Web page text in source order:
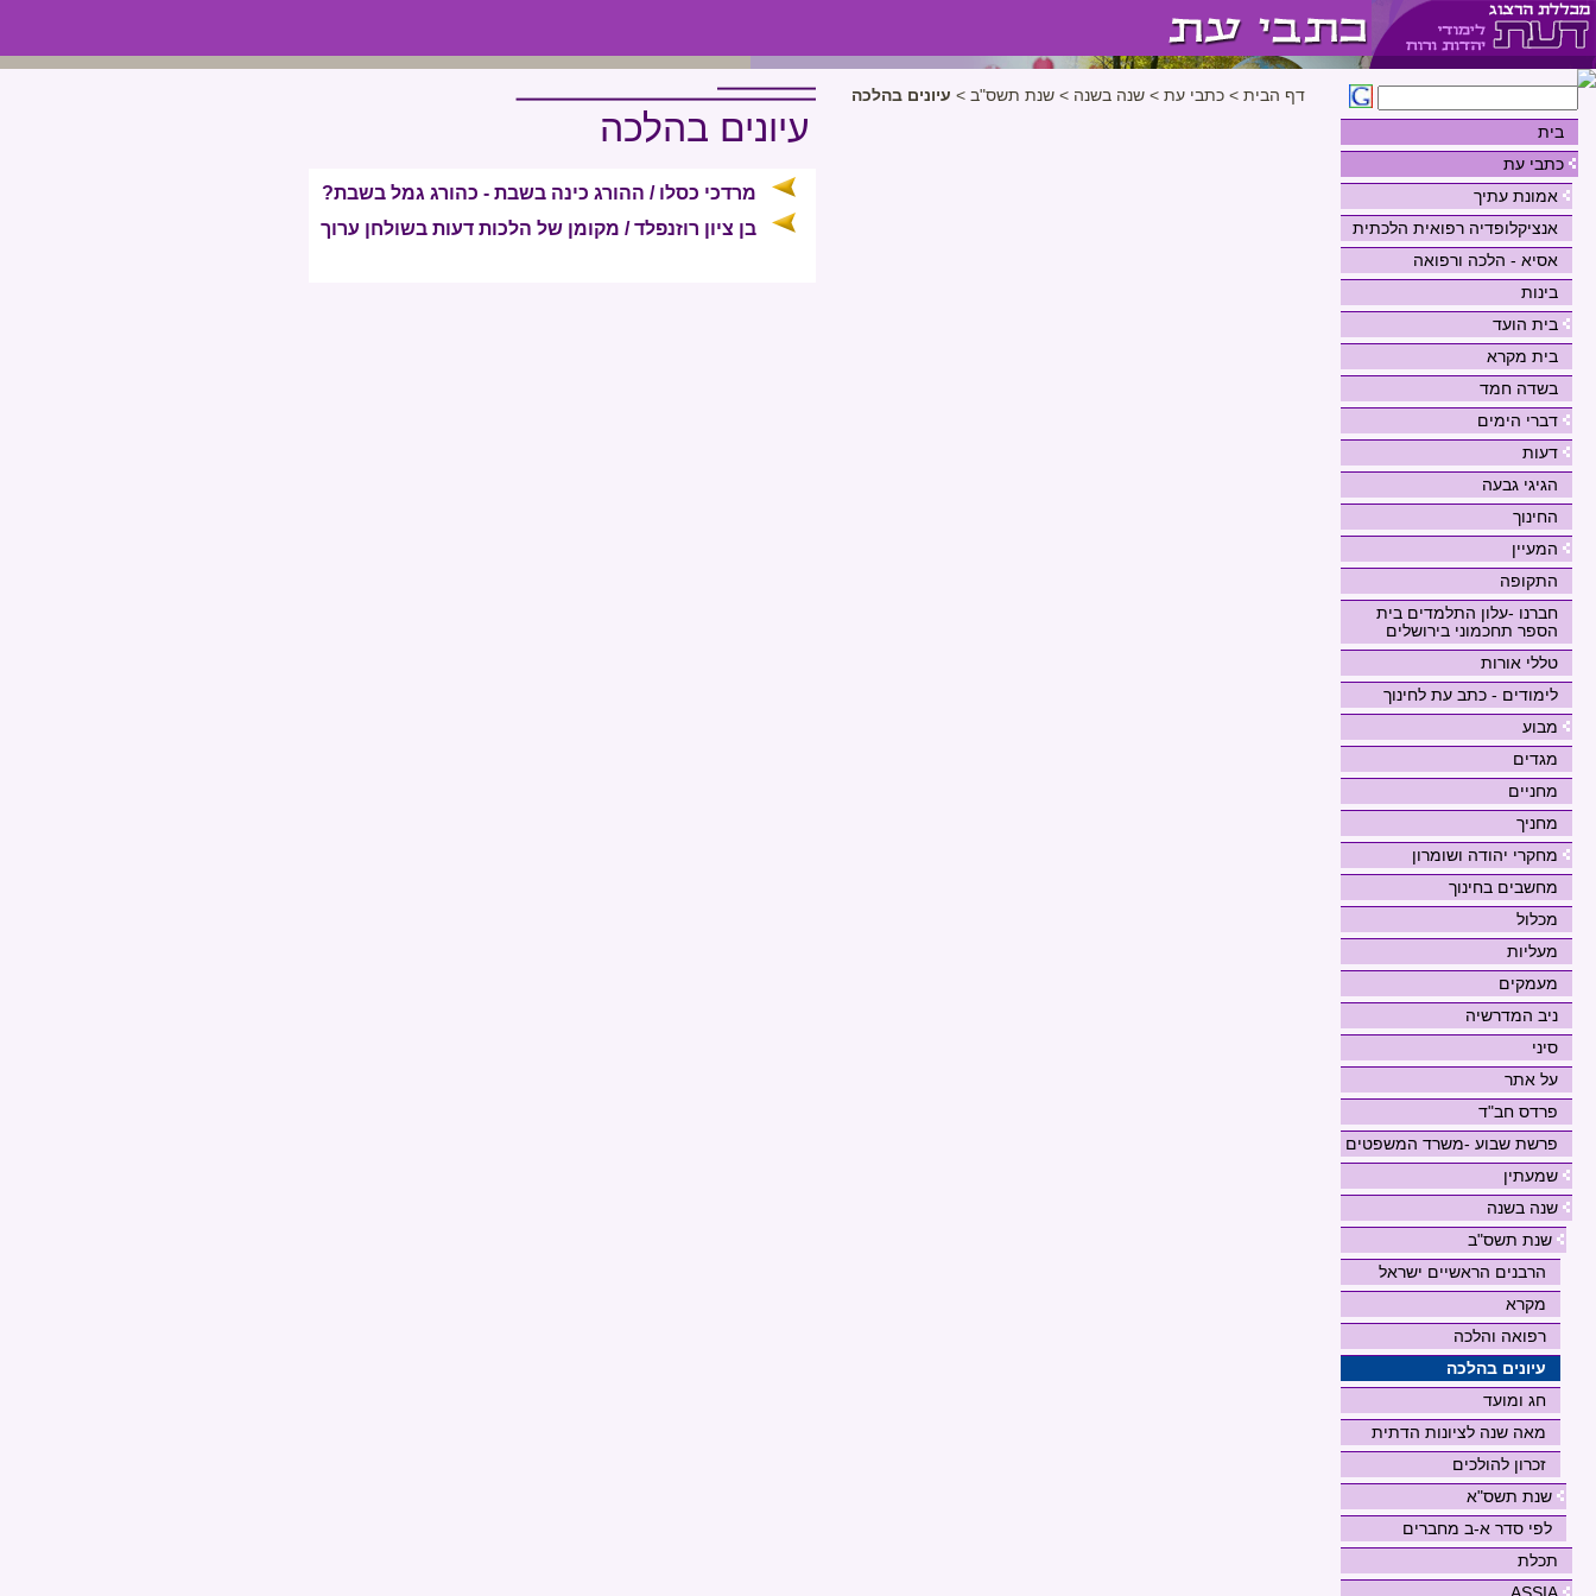
בית
כתבי עת
אמונת עתיך
אנציקלופדיה רפואית הלכתית
אסיא - הלכה ורפואה
בינות
בית הועד
בית מקרא
בשדה חמד
דברי הימים
דעות
הגיגי גבעה
החינוך
המעיין
התקופה
חברנו -עלון התלמדים בית
הספר תחכמוני בירושלים
טללי אורות
לימודים - כתב עת לחינוך
מבוע
מגדים
מחניים
מחניך
מחקרי יהודה ושומרון
מחשבים בחינוך
מכלול
מעליות
מעמקים
ניב המדרשיה
סיני
על אתר
פרדס חב"ד
פרשת שבוע -משרד המשפטים
שמעתין
שנה בשנה
שנת תשס"ב
הרבנים הראשיים ישראל
מקרא
רפואה והלכה
עיונים בהלכה
חג ומועד
מאה שנה לציונות הדתית
זכרון להולכים
שנת תשס"א
לפי סדר א-ב מחברים
תכלת
דף הבית > כתבי עת > שנה בשנה > שנת תשס"ב > עיונים בהלכה
עיונים בהלכה
מרדכי כסלו / ההורג כינה בשבת - כהורג גמל בשבת?
בן ציון רוזנפלד / מקומן של הלכות דעות בשולחן ערוך